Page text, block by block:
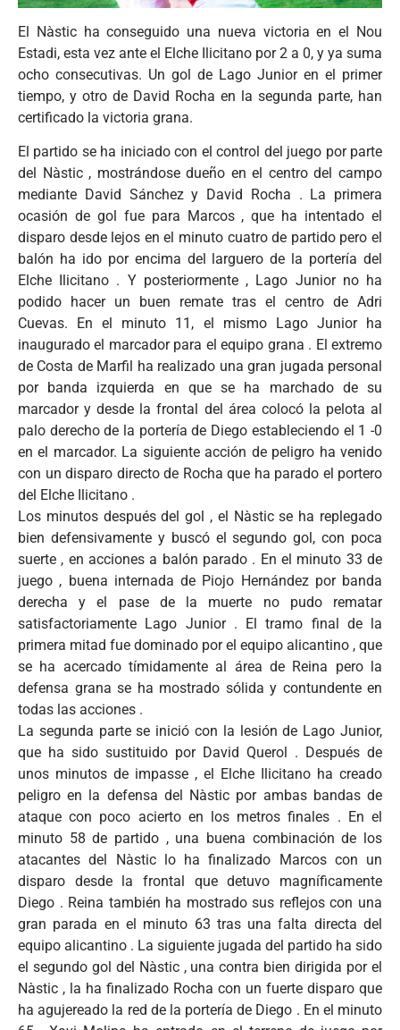
El Nàstic ha conseguido una nueva victoria en el Nou
Estadi, esta vez ante el Elche Ilicitano por 2 a 0, y ya suma
ocho consecutivas. Un gol de Lago Junior en el primer
tiempo, y otro de David Rocha en la segunda parte, han
certificado la victoria grana.
El partido se ha iniciado con el control del juego por parte
del Nàstic , mostrándose dueño en el centro del campo
mediante David Sánchez y David Rocha . La primera
ocasión de gol fue para Marcos , que ha intentado el
disparo desde lejos en el minuto cuatro de partido pero el
balón ha ido por encima del larguero de la portería del
Elche Ilicitano . Y posteriormente , Lago Junior no ha
podido hacer un buen remate tras el centro de Adri
Cuevas. En el minuto 11, el mismo Lago Junior ha
inaugurado el marcador para el equipo grana . El extremo
de Costa de Marfil ha realizado una gran jugada personal
por banda izquierda en que se ha marchado de su
marcador y desde la frontal del área colocó la pelota al
palo derecho de la portería de Diego estableciendo el 1 -0
en el marcador. La siguiente acción de peligro ha venido
con un disparo directo de Rocha que ha parado el portero
del Elche Ilicitano .
Los minutos después del gol , el Nàstic se ha replegado
bien defensivamente y buscó el segundo gol, con poca
suerte , en acciones a balón parado . En el minuto 33 de
juego , buena internada de Piojo Hernández por banda
derecha y el pase de la muerte no pudo rematar
satisfactoriamente Lago Junior . El tramo final de la
primera mitad fue dominado por el equipo alicantino , que
se ha acercado tímidamente al área de Reina pero la
defensa grana se ha mostrado sólida y contundente en
todas las acciones .
La segunda parte se inició con la lesión de Lago Junior,
que ha sido sustituido por David Querol . Después de
unos minutos de impasse , el Elche Ilicitano ha creado
peligro en la defensa del Nàstic por ambas bandas de
ataque con poco acierto en los metros finales . En el
minuto 58 de partido , una buena combinación de los
atacantes del Nàstic lo ha finalizado Marcos con un
disparo desde la frontal que detuvo magníficamente
Diego . Reina también ha mostrado sus reflejos con una
gran parada en el minuto 63 tras una falta directa del
equipo alicantino . La siguiente jugada del partido ha sido
el segundo gol del Nàstic , una contra bien dirigida por el
Nàstic , la ha finalizado Rocha con un fuerte disparo que
ha agujereado la red de la portería de Diego . En el minuto